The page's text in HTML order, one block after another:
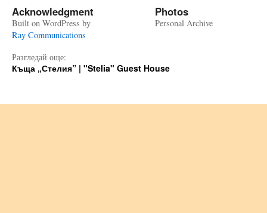
Acknowledgment
Built on WordPress by
Ray Communications
Photos
Personal Archive
Разгледай още:
Къща „Стелия” | "Stelia" Guest House